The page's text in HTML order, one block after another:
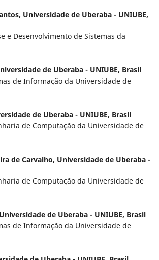
Universidade de Uberaba - UNIUBE,
e Desenvolvimento de Sistemas da
de Uberaba - UNIUBE, Brasil
de Informação da Universidade de
de Uberaba - UNIUBE, Brasil
de Computação da Universidade de
de Carvalho, Universidade de Uberaba -
de Computação da Universidade de
Universidade de Uberaba - UNIUBE, Brasil
de Informação da Universidade de